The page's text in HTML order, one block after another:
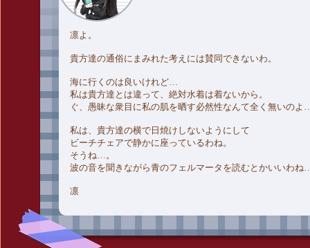
凛よ。
貴方達の通俗にまみれた考えには賛同できないわ。
海に行くのは良いけれど…
私は貴方達とは違って、絶対水着は着ないから。
ぐ、愚昧な衆目に私の肌を晒す必然性なんて全く無いのよ
私は、貴方達の横で日焼けしないようにして
ビーチチェアで静かに座っているわね。
そうね…。
波の音を聞きながら青のフェルマータを読むとかいいわね
凛